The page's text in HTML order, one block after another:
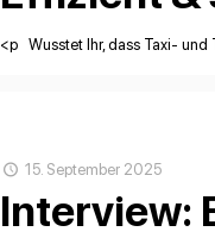
<p Wusstet Ihr, dass Taxi- und
15. September 2025
Interview: